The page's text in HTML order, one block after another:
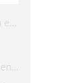
De la distracción a la acción en 7 pasos
10 Tips para bajar el estrés en Navidad